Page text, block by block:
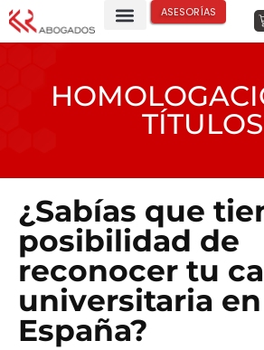
ASESORÍAS
TÍTULOS
¿Sabías que
posibilidad de
reconocer tu
universitaria en
España?